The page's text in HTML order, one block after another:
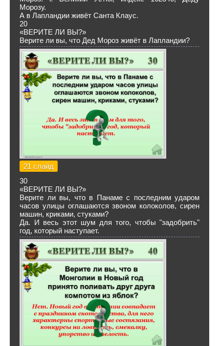
Морозу.
А в Лапландии живёт Санта Клаус.
20
«ВЕРИТЕ ЛИ ВЫ?»
Верите ли вы, что Дед Мороз живёт в Лапландии?
21 слайд
30
«ВЕРИТЕ ЛИ ВЫ?»
Верите ли вы, что в Панаме с последним ударом
часов улицы оглашаются звоном колоколов, сирен
машин, криками, стуками?
Да. И весь этот шум для того, чтобы "задобрить"
год, который наступает.